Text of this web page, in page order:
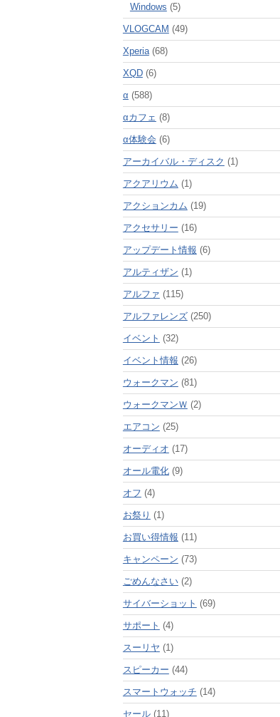
Windows (5)
VLOGCAM (49)
Xperia(68)
XQD(6)
α (588)
αカフェ (8)
α体験会 (6)
アーカイバル・ディスク (1)
アクアリウム (1)
アクションカム (19)
アクセサリー (16)
アップデート情報 (6)
アルティザン (1)
アルファ (115)
アルファレンズ(250)
イベント (32)
イベント情報 (26)
ウォークマン (81)
ウォークマンＷ (2)
エアコン (25)
オーディオ (17)
オール電化(9)
オフ (4)
お祭り (1)
お買い得情報 (11)
キャンペーン (73)
ごめんなさい(2)
サイバーショット (69)
サポート (4)
スーリヤ (1)
スピーカー (44)
スマートウォッチ (14)
セール(11)